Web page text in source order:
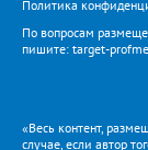
Политика
По вопросам
пишите: target-
«Весь контент,
случае, если автор